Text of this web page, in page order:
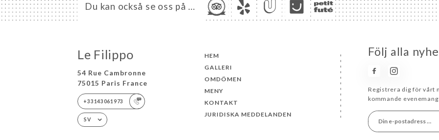
Du kan också se oss på …
Le Filippo
54 Rue Cambronne
75015 Paris France
+33143061973
SV
HEM
GALLERI
OMDÖMEN
MENY
KONTAKT
JURIDISKA MEDDELANDEN
Följ alla
Registrera dig för vårt
kommande